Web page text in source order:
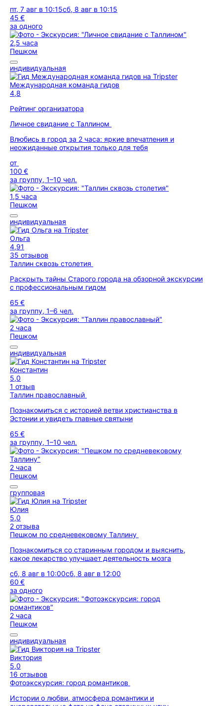
пт, 7 авг в 10:15сб, 8 авг в 10:15
45 €
за одного
2,5 часа
Пешком
индивидуальная
Международная команда гидов
4,8
Рейтинг организатора
Личное свидание с Таллином
Влюбись в город за 2 часа: яркие впечатления и
неожиданные открытия только для тебя
от
100 €
за группу, 1–10 чел.
1,5 часа
Пешком
индивидуальная
Ольга
4,91
35 отзывов
Таллин сквозь столетия
Раскрыть тайны Старого города на обзорной экскурсии
с профессиональным гидом
65 €
за группу, 1–6 чел.
2 часа
Пешком
индивидуальная
Константин
5,0
1 отзыв
Таллин православный
Познакомиться с историей ветви христианства в
Эстонии и увидеть главные святыни
65 €
за группу, 1–10 чел.
2 часа
Пешком
групповая
Юлия
5,0
2 отзыва
Пешком по средневековому Таллину
Познакомиться со старинным городом и выяснить,
какое лекарство улучшает деятельность мозга
сб, 8 авг в 10:00сб, 8 авг в 12:00
60 €
за одного
2 часа
Пешком
индивидуальная
Виктория
5,0
16 отзывов
Фотоэкскурсия: город романтиков
Истории о любви, атмосфера романтики и